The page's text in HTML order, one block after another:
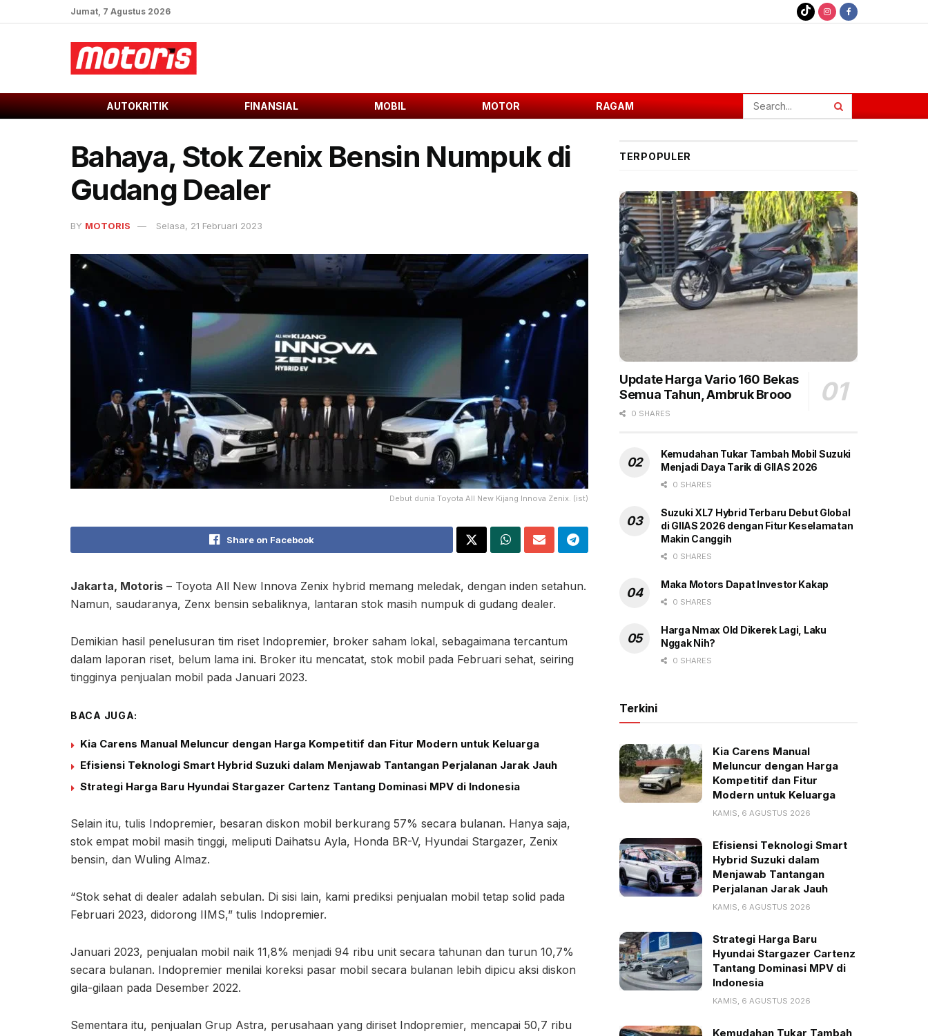
Jumat, 7 Agustus 2026
AUTOKRITIK FINANSIAL MOBIL MOTOR RAGAM
Bahaya, Stok Zenix Bensin Numpuk di
Gudang Dealer
BY MOTORIS Selasa, 21 Februari 2023
Debut dunia Toyota All New Kijang Innova Zenix. (ist)
Share on Facebook
Jakarta, Motoris – Toyota All New Innova Zenix hybrid memang meledak, dengan inden setahun.
Namun, saudaranya, Zenx bensin sebaliknya, lantaran stok masih numpuk di gudang dealer.
Demikian hasil penelusuran tim riset Indopremier, broker saham lokal, sebagaimana tercantum
dalam laporan riset, belum lama ini. Broker itu mencatat, stok mobil pada Februari sehat, seiring
tingginya penjualan mobil pada Januari 2023.
BACA JUGA:
Kia Carens Manual Meluncur dengan Harga Kompetitif dan Fitur Modern untuk Keluarga
Efisiensi Teknologi Smart Hybrid Suzuki dalam Menjawab Tantangan Perjalanan Jarak Jauh
Strategi Harga Baru Hyundai Stargazer Cartenz Tantang Dominasi MPV di Indonesia
Selain itu, tulis Indopremier, besaran diskon mobil berkurang 57% secara bulanan. Hanya saja,
stok empat mobil masih tinggi, meliputi Daihatsu Ayla, Honda BR-V, Hyundai Stargazer, Zenix
bensin, dan Wuling Almaz.
“Stok sehat di dealer adalah sebulan. Di sisi lain, kami prediksi penjualan mobil tetap solid pada
Februari 2023, didorong IIMS,” tulis Indopremier.
Januari 2023, penjualan mobil naik 11,8% menjadi 94 ribu unit secara tahunan dan turun 10,7%
secara bulanan. Indopremier menilai koreksi pasar mobil secara bulanan lebih dipicu aksi diskon
gila-gilaan pada Desember 2022.
Sementara itu, penjualan Grup Astra, perusahaan yang diriset Indopremier, mencapai 50,7 ribu
TERPOPULER
Update Harga Vario 160 Bekas
Semua Tahun, Ambruk Brooo
0 SHARES
Kemudahan Tukar Tambah Mobil Suzuki
Menjadi Daya Tarik di GIIAS 2026
0 SHARES
Suzuki XL7 Hybrid Terbaru Debut Global
di GIIAS 2026 dengan Fitur Keselamatan
Makin Canggih
0 SHARES
Maka Motors Dapat Investor Kakap
0 SHARES
Harga Nmax Old Dikerek Lagi, Laku
Nggak Nih?
0 SHARES
Terkini
Kia Carens Manual
Meluncur dengan Harga
Kompetitif dan Fitur
Modern untuk Keluarga
KAMIS, 6 AGUSTUS 2026
Efisiensi Teknologi Smart
Hybrid Suzuki dalam
Menjawab Tantangan
Perjalanan Jarak Jauh
KAMIS, 6 AGUSTUS 2026
Strategi Harga Baru
Hyundai Stargazer Cartenz
Tantang Dominasi MPV di
Indonesia
KAMIS, 6 AGUSTUS 2026
Kemudahan Tukar Tambah